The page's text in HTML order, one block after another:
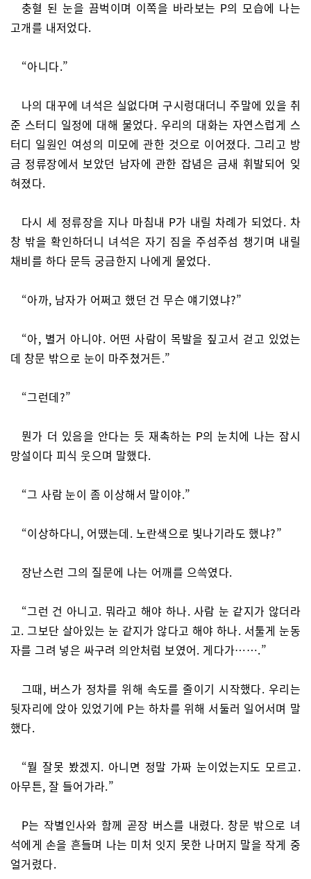
충혈 된 눈을 끔벅이며 이쪽을 바라보는 P의 모습에 나는
고개를 내저었다.
“아니다.”
나의 대꾸에 녀석은 실없다며 구시렁대더니 주말에 있을 취
준 스터디 일정에 대해 물었다. 우리의 대화는 자연스럽게 스
터디 일원인 여성의 미모에 관한 것으로 이어졌다. 그리고 방
금 정류장에서 보았던 남자에 관한 잡념은 금새 휘발되어 잊
혀졌다.
다시 세 정류장을 지나 마침내 P가 내릴 차례가 되었다. 차
창 밖을 확인하더니 녀석은 자기 짐을 주섬주섬 챙기며 내릴
채비를 하다 문득 궁금한지 나에게 물었다.
“아까, 남자가 어쩌고 했던 건 무슨 얘기였냐?”
“아, 별거 아니야. 어떤 사람이 목발을 짚고서 걷고 있었는
데 창문 밖으로 눈이 마주쳤거든.”
“그런데?”
뭔가 더 있음을 안다는 듯 재촉하는 P의 눈치에 나는 잠시
망설이다 피식 웃으며 말했다.
“그 사람 눈이 좀 이상해서 말이야.”
“이상하다니, 어땠는데. 노란색으로 빛나기라도 했냐?”
장난스런 그의 질문에 나는 어깨를 으쓱였다.
“그런 건 아니고. 뭐라고 해야 하나. 사람 눈 같지가 않더라
고. 그보단 살아있는 눈 같지가 않다고 해야 하나. 서툴게 눈동
자를 그려 넣은 싸구려 의안처럼 보였어. 게다가…….”
그때, 버스가 정차를 위해 속도를 줄이기 시작했다. 우리는
뒷자리에 앉아 있었기에 P는 하차를 위해 서둘러 일어서며 말
했다.
“뭘 잘못 봤겠지. 아니면 정말 가짜 눈이었는지도 모르고.
아무튼, 잘 들어가라.”
P는 작별인사와 함께 곧장 버스를 내렸다. 창문 밖으로 녀
석에게 손을 흔들며 나는 미처 잇지 못한 나머지 말을 작게 중
얼거렸다.